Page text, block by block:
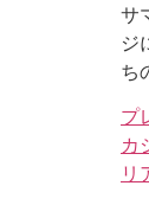
サ
ジ
ち
プ
カ
リ